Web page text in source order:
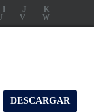
I J
K
V
W
DESCARGAR